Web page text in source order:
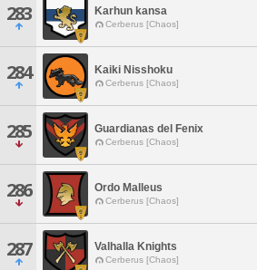
283 Karhun kansa
Cerberus [Chaos]
284 Kaiki Nisshoku
Cerberus [Chaos]
285 Guardianas del Fenix
Cerberus [Chaos]
286 Ordo Malleus
Cerberus [Chaos]
287 Valhalla Knights
Cerberus [Chaos]